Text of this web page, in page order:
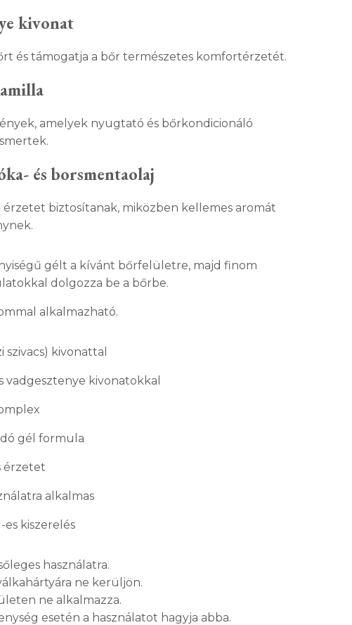
kivonat
és támogatja a bőr természetes komfortérzetét.
amelyek nyugtató és bőrkondicionáló
és borsmentaolaj
érzetet biztosítanak, miközben kellemes aromát
gélt a kívánt bőrfelületre, majd finom
dolgozza be a bőrbe.
alkalmazható.
szivacs) kivonattal
vadgesztenye kivonatokkal
gél formula
érzetet
alkalmas
kiszerelés
használatra.
ne kerüljön.
ne alkalmazza.
esetén a használatot hagyja abba.